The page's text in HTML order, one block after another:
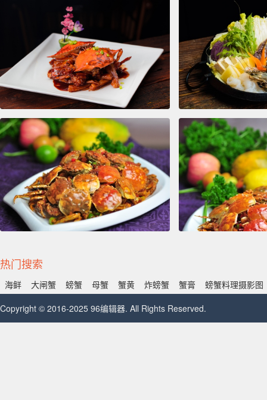
热门搜索
海鲜 大闸蟹 螃蟹 母蟹 蟹黄 炸螃蟹 蟹膏
螃蟹料理摄影图
Copyright © 2016-2025 96编辑器. All Rights Reserved.